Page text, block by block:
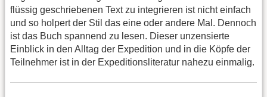
flüssig geschriebenen Text zu integrieren ist nicht einfach
und so holpert der Stil das eine oder andere Mal. Dennoch
ist das Buch spannend zu lesen. Dieser unzensierte
Einblick in den Alltag der Expedition und in die Köpfe der
Teilnehmer ist in der Expeditionsliteratur nahezu einmalig.